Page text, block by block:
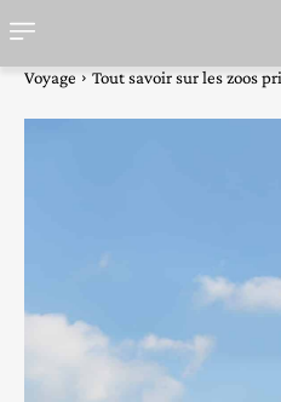
Voyage Tout savoir sur les zoos